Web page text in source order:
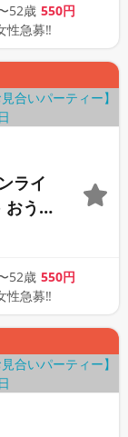
52歳 550円
性急募‼
ライ
う
象
52歳 550円
性急募‼